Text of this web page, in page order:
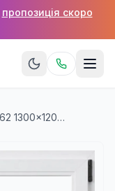
пропозиція скоро
Вікно DECCO V62 1300×1200 мм (2 стулки)